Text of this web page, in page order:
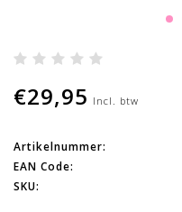
€29,95 Incl. btw
Artikelnummer:
EAN Code:
SKU: